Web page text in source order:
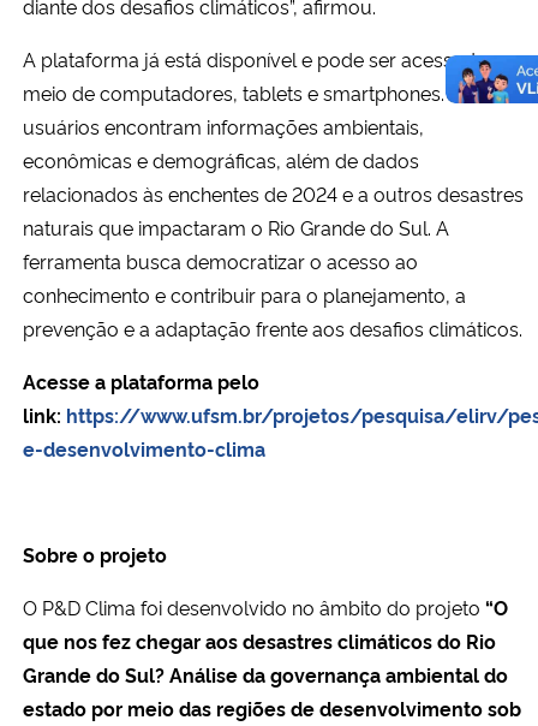
diante dos desafios climáticos”, afirmou.
A plataforma já está disponível e pode ser acessada por
meio de computadores, tablets e smartphones. Nela, os
usuários encontram informações ambientais,
econômicas e demográficas, além de dados
relacionados às enchentes de 2024 e a outros desastres
naturais que impactaram o Rio Grande do Sul. A
ferramenta busca democratizar o acesso ao
conhecimento e contribuir para o planejamento, a
prevenção e a adaptação frente aos desafios climáticos.
Acesse a plataforma pelo
link: https://www.ufsm.br/projetos/pesquisa/elirv/
e-desenvolvimento-clima
Sobre o projeto
O P&D Clima foi desenvolvido no âmbito do projeto “O
que nos fez chegar aos desastres climáticos do Rio
Grande do Sul? Análise da governança ambiental do
estado por meio das regiões de desenvolvimento sob